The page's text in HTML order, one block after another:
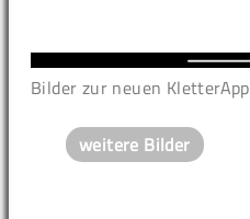
Bilder zur neuen KletterApp
weitere Bilder